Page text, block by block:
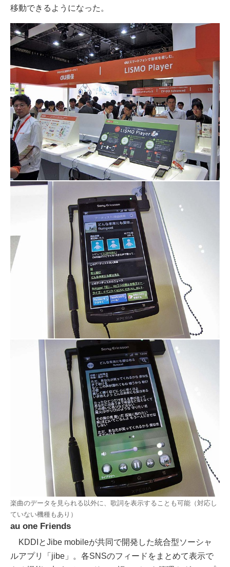
移動できるようになった。
楽曲のデータを見られる以外に、歌詞を表示することも可能（対応し
ていない機種もあり）
au one Friends
KDDIとJibe mobileが共同で開発した統合型ソーシャ
ルアプリ「jibe」。各SNSのフィードをまとめて表示で